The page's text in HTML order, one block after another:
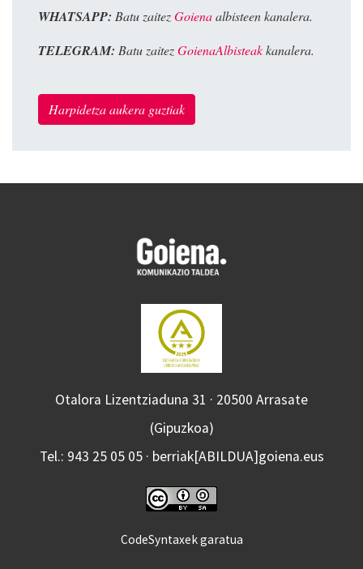
WHATSAPP: Batu zaitezGoienaalbisteen kanalera.
TELEGRAM: Batu zaitezGoienaAlbisteakkanalera.
Harpidetza aukera guztiak
Otalora Lizentziaduna 31 · 20500 Arrasate
(Gipuzkoa)
Tel.: 943 25 05 05 · berriak[ABILDUA]goiena.eus
CodeSyntaxek garatua